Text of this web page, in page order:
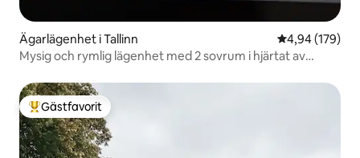
Ägarlägenhet i Tallinn 4,94 av 5 i
4,94 (179)
Mysig och rymlig lägenhet med 2 sovrum i hjärtat av
Populär gästfavorit
Gästfavorit